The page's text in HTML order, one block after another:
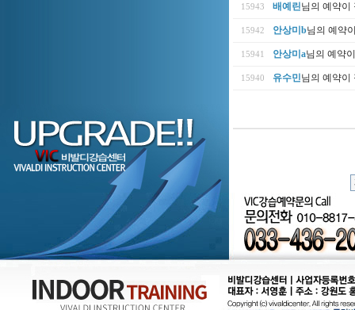
15943 배예린님의 예약
15942 안상미b님의 예약
15941 안상미a님의 예약
15940 유수민님의 예약